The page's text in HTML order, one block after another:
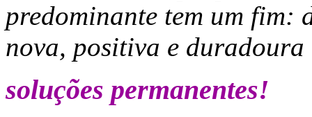
predominante tem um fim:
nova, positiva e duradoura
soluções permanentes!